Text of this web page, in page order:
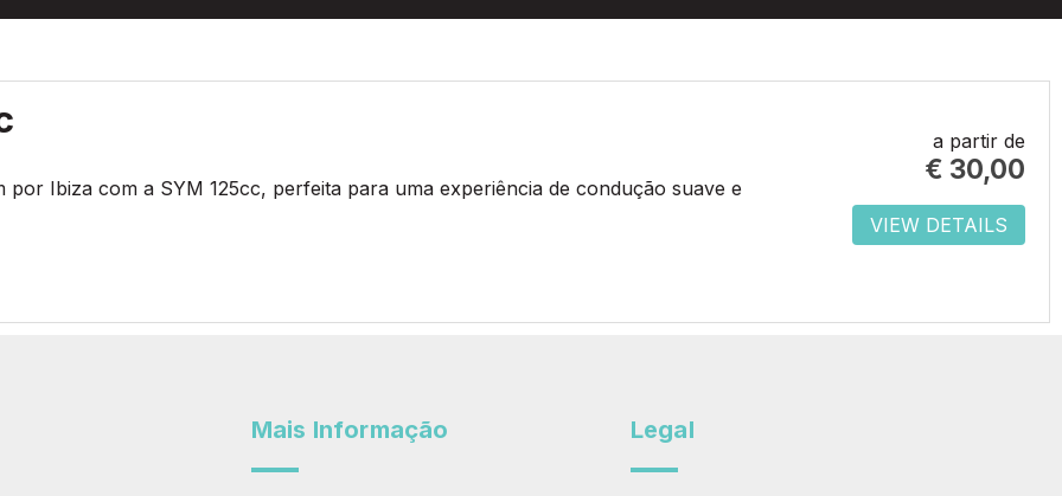
por Ibiza com a SYM 125cc, perfeita para uma experiência de condução suave e
a partir de
€ 30,00
VIEW DETAILS
Mais Informação Legal